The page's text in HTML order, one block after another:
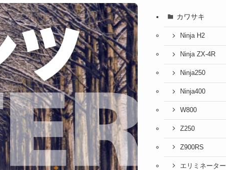
カワサキ
Ninja H2
Ninja ZX-4R
Ninja250
Ninja400
W800
Z250
Z900RS
エリミネーター